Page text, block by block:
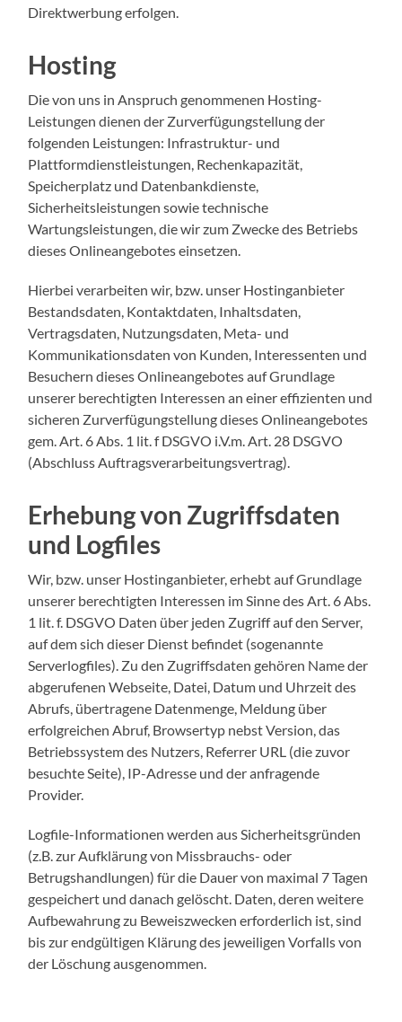
Direktwerbung erfolgen.
Hosting
Die von uns in Anspruch genommenen Hosting-
Leistungen dienen der Zurverfügungstellung der
folgenden Leistungen: Infrastruktur- und
Plattformdienstleistungen, Rechenkapazität,
Speicherplatz und Datenbankdienste,
Sicherheitsleistungen sowie technische
Wartungsleistungen, die wir zum Zwecke des Betriebs
dieses Onlineangebotes einsetzen.
Hierbei verarbeiten wir, bzw. unser Hostinganbieter
Bestandsdaten, Kontaktdaten, Inhaltsdaten,
Vertragsdaten, Nutzungsdaten, Meta- und
Kommunikationsdaten von Kunden, Interessenten und
Besuchern dieses Onlineangebotes auf Grundlage
unserer berechtigten Interessen an einer effizienten und
sicheren Zurverfügungstellung dieses Onlineangebotes
gem. Art. 6 Abs. 1 lit. f DSGVO i.V.m. Art. 28 DSGVO
(Abschluss Auftragsverarbeitungsvertrag).
Erhebung von Zugriffsdaten
und Logfiles
Wir, bzw. unser Hostinganbieter, erhebt auf Grundlage
unserer berechtigten Interessen im Sinne des Art. 6 Abs.
1 lit. f. DSGVO Daten über jeden Zugriff auf den Server,
auf dem sich dieser Dienst befindet (sogenannte
Serverlogfiles). Zu den Zugriffsdaten gehören Name der
abgerufenen Webseite, Datei, Datum und Uhrzeit des
Abrufs, übertragene Datenmenge, Meldung über
erfolgreichen Abruf, Browsertyp nebst Version, das
Betriebssystem des Nutzers, Referrer URL (die zuvor
besuchte Seite), IP-Adresse und der anfragende
Provider.
Logfile-Informationen werden aus Sicherheitsgründen
(z.B. zur Aufklärung von Missbrauchs- oder
Betrugshandlungen) für die Dauer von maximal 7 Tagen
gespeichert und danach gelöscht. Daten, deren weitere
Aufbewahrung zu Beweiszwecken erforderlich ist, sind
bis zur endgültigen Klärung des jeweiligen Vorfalls von
der Löschung ausgenommen.